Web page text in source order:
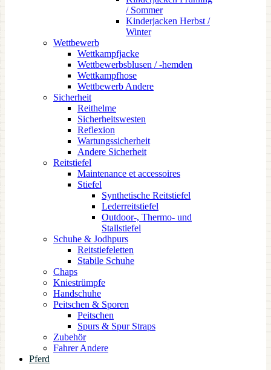
/ Sommer
Kinderjacken Herbst /
Winter
Wettbewerb
Wettkampfjacke
Wettbewerbsblusen / -hemden
Wettkampfhose
Wettbewerb Andere
Sicherheit
Reithelme
Sicherheitswesten
Reflexion
Wartungssicherheit
Andere Sicherheit
Reitstiefel
Maintenance et accessoires
Stiefel
Synthetische Reitstiefel
Lederreitstiefel
Outdoor-, Thermo- und
Stallstiefel
Schuhe & Jodhpurs
Reitstiefeletten
Stabile Schuhe
Chaps
Kniestrümpfe
Handschuhe
Peitschen & Sporen
Peitschen
Spurs & Spur Straps
Zubehör
Fahrer Andere
Pferd